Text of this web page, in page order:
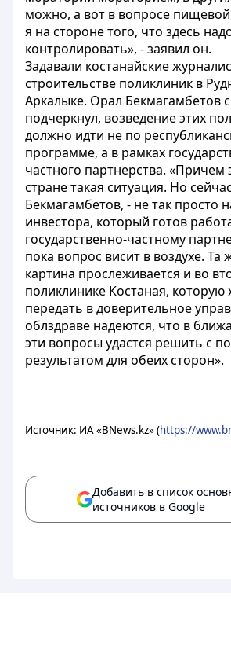
можно, а вот в вопросе
я на стороне того, что здесь
контролировать», - заявил он.
Задавали костанайские
строительстве поликлиник в
Аркалыке. Орал Бекмагамбетов
подчеркнул, возведение этих
должно идти не по
программе, а в рамках
частного партнерства. «Причем
стране такая ситуация. Но
Бекмагамбетов, - не так просто
инвестора, который готов
государственно-частному
пока вопрос висит в воздухе. Та
картина прослеживается и во
поликлинике Костаная, которую
передать в доверительное
облздраве надеются, что в
эти вопросы удастся решить с
результатом для обеих сторон».
Источник: ИА «BNews.kz» (https://
Добавить в список
источников в Google